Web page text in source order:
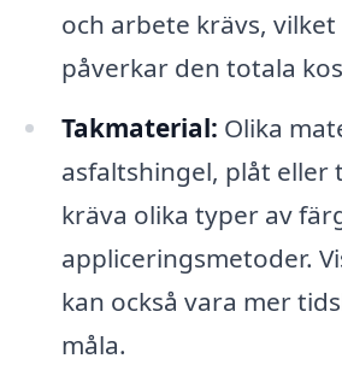
och arbete krävs,
påverkar den totala
Takmaterial: Olika
asfaltshingel, plåt eller
kräva olika typer av
appliceringsmetoder.
kan också vara mer
måla.